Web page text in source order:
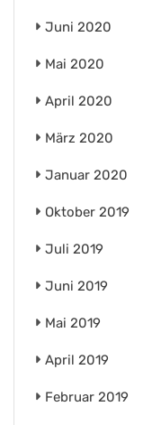
Juni 2020
Mai 2020
April 2020
März 2020
Januar 2020
Oktober 2019
Juli 2019
Juni 2019
Mai 2019
April 2019
Februar 2019